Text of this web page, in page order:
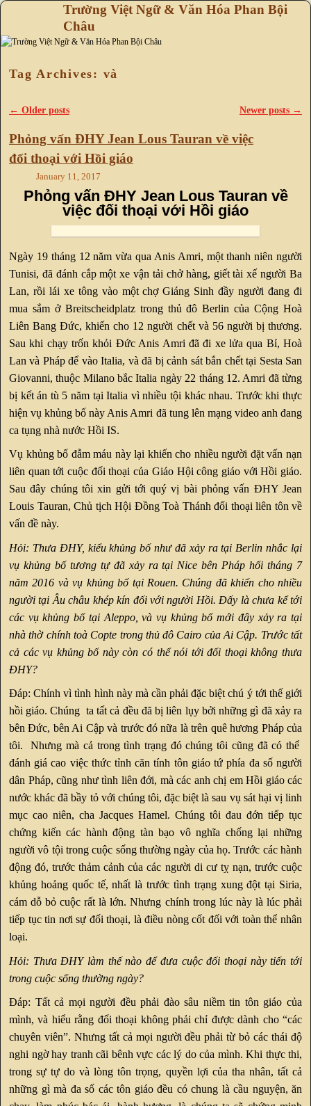
Trường Việt Ngữ & Văn Hóa Phan Bội
Châu
Tag Archives: và
Post navigation
← Older posts Newer posts →
Phỏng vấn ĐHY Jean Lous Tauran về việc
đối thoại với Hồi giáo
January 11, 2017
Phỏng vấn ĐHY Jean Lous Tauran về
việc đối thoại với Hồi giáo
Ngày 19 tháng 12 năm vừa qua Anis Amri, một thanh niên người
Tunisi, đã đánh cắp một xe vận tải chở hàng, giết tài xế người Ba
Lan, rồi lái xe tông vào một chợ Giáng Sinh đầy người đang đi
mua sắm ở Breitscheidplatz trong thủ đô Berlin của Cộng Hoà
Liên Bang Đức, khiến cho 12 người chết và 56 người bị thương.
Sau khi chạy trốn khỏi Đức Anis Amri đã đi xe lửa qua Bỉ, Hoà
Lan và Pháp để vào Italia, và đã bị cảnh sát bắn chết tại Sesta San
Giovanni, thuộc Milano bắc Italia ngày 22 tháng 12. Amri đã từng
bị kết án tù 5 năm tại Italia vì nhiều tội khác nhau. Trước khi thực
hiện vụ khủng bố này Anis Amri đã tung lên mạng video anh đang
ca tụng nhà nước Hồi IS.
Vụ khủng bố đẫm máu này lại khiến cho nhiều người đặt vấn nạn
liên quan tới cuộc đối thoại của Giáo Hội công giáo với Hồi giáo.
Sau đây chúng tôi xin gửi tới quý vị bài phỏng vấn ĐHY Jean
Louis Tauran, Chủ tịch Hội Đồng Toà Thánh đối thoại liên tôn về
vấn đề này.
Hỏi: Thưa ĐHY, kiểu khủng bố như đã xảy ra tại Berlin nhắc lại
vụ khủng bố tương tự đã xảy ra tại Nice bên Pháp hối tháng 7
năm 2016 và vụ khủngbố tại Rouen. Chúng đã khiến cho nhiều
người tại Âu châu khép kín đối với người Hồi. Đấy là chưa kể tới
các vụ khủng bố tại Aleppo, và vụ khủng bố mới đây xảy ra tại
nhà thờ chính toà Copte trong thủ đô Cairo của Ai Cập. Trước tất
cả các vụ khủng bố này còn có thể nói tới đối thoại không thưa
ĐHY?
Đáp: Chính vì tình hình này mà cần phải đặc biệt chú ý tới thế giới
hồi giáo. Chúng ta tất cả đều đã bị liên lụy bởi những gì đã xảy ra
bên Đức, bên Ai Cập và trước đó nữa là trên quê hương Pháp của
tôi. Nhưng mà cả trong tình trạng đó chúng tôi cũng đã có thể
đánh giá cao việc thức tỉnh căn tính tôn giáo tứ phía đa số người
dân Pháp, cũng như tình liên đới, mà các anh chị em Hồi giáo các
nước khác đã bầy tỏ với chúng tôi, đặc biệt là sau vụ sát hại vị linh
mục cao niên, cha Jacques Hamel. Chúng tôi đau đớn tiếp tục
chứng kiến các hành động tàn bạo vô nghĩa chống lại những
người vô tội trong cuộc sống thường ngày của họ. Trước các hành
động đó, trước thảm cảnh của các người di cư tỵ nạn, trước cuộc
khủng hoảng quốc tế, nhất là trước tình trạng xung đột tại Siria,
cám dỗ bỏ cuộc rất là lớn. Nhưng chính trong lúc này là lúc phải
tiếp tục tin nơi sự đối thoại, là điều nòng cốt đối với toàn thể nhân
loại.
Hỏi: Thưa ĐHY làm thế nào để đưa cuộc đối thoại này tiến tới
trong cuộc sống thường ngày?
Đáp: Tất cả mọi người đều phải đào sâu niềm tin tôn giáo của
mình, và hiểu rằng đối thoại không phải chỉ được dành cho “các
chuyên viên”. Nhưng tất cả mọi người đều phải từ bỏ các thái độ
nghi ngờ hay tranh cãi bênh vực các lý do của mình. Khi thực thi,
trong sự tự do và lòng tôn trọng, quyền lợi của tha nhân, tất cả
những gì mà đa số các tôn giáo đều có chung là cầu nguyện, ăn